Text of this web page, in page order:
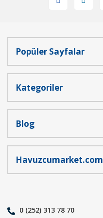
Popüler Sayfalar
Kategoriler
Blog
Havuzcumarket.com
0 (252) 313 78 70